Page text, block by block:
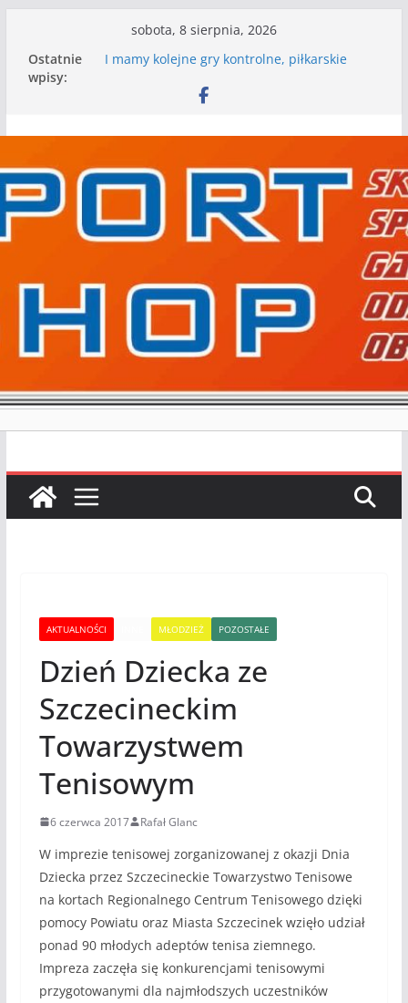
treści
sobota, 8 sierpnia, 2026
Ostatnie
wpisy:
I mamy kolejne gry kontrolne, piłkarskie
Mecz o wygraną w I Edycji Lidze Szóstek Piłki
Nasze piłkarskie zespoły w toku przygotowań
Kolejne gry kontrolne naszych piłkarskich
zespołów za nami
WKS wygrywa pierwszą edycję Ligi Szóstek w
Gwdzie Wielkiej
AKTUALNOŚCI MŁODZIEŻ POZOSTAŁE
Dzień Dziecka ze
Szczecineckim
Towarzystwem
Tenisowym
6 czerwca 2017 Rafał Glanc
W imprezie tenisowej zorganizowanej z okazji Dnia
Dziecka przez Szczecineckie Towarzystwo Tenisowe
na kortach Regionalnego Centrum Tenisowego dzięki
pomocy Powiatu oraz Miasta Szczecinek wzięło udział
ponad 90 młodych adeptów tenisa ziemnego.
Impreza zaczęła się konkurencjami tenisowymi
przygotowanymi dla najmłodszych uczestników